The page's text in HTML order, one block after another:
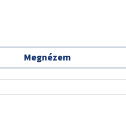
Megnézem